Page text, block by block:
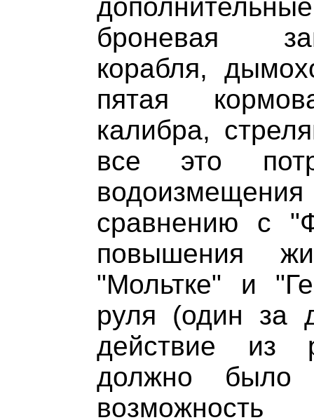
броневая
корабля,
пятая
калибра,
все это
сравнению с
повышения
"Мольтке" и
руля (один за
действие из
должно было
возможность